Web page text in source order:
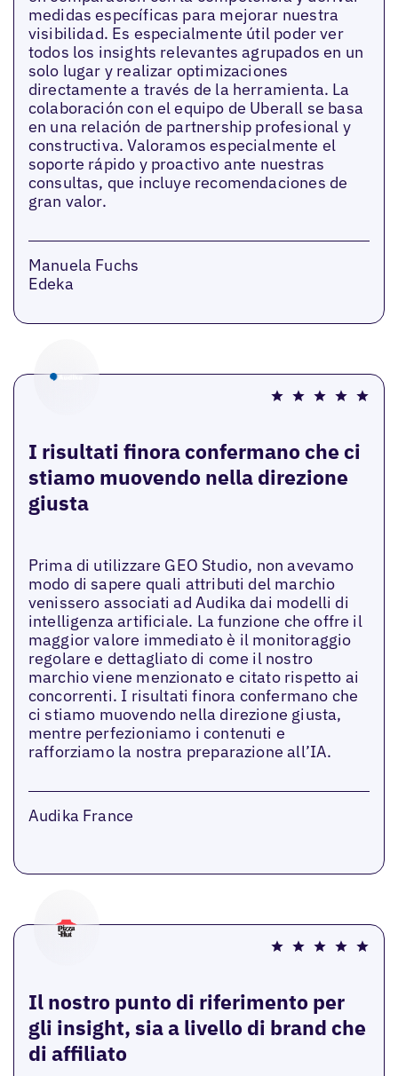
medidas específicas para mejorar nuestra
visibilidad. Es especialmente útil poder ver
todos los insights relevantes agrupados en un
solo lugar y realizar optimizaciones
directamente a través de la herramienta. La
colaboración con el equipo de Uberall se basa
en una relación de partnership profesional y
constructiva. Valoramos especialmente el
soporte rápido y proactivo ante nuestras
consultas, que incluye recomendaciones de
gran valor.
Manuela Fuchs
Edeka
I risultati finora confermano che ci
stiamo muovendo nella direzione
giusta
Prima di utilizzare GEO Studio, non avevamo
modo di sapere quali attributi del marchio
venissero associati ad Audika dai modelli di
intelligenza artificiale. La funzione che offre il
maggior valore immediato è il monitoraggio
regolare e dettagliato di come il nostro
marchio viene menzionato e citato rispetto ai
concorrenti. I risultati finora confermano che
ci stiamo muovendo nella direzione giusta,
mentre perfezioniamo i contenuti e
rafforziamo la nostra preparazione all’IA.
Audika France
Il nostro punto di riferimento per
gli insight, sia a livello di brand che
di affiliato